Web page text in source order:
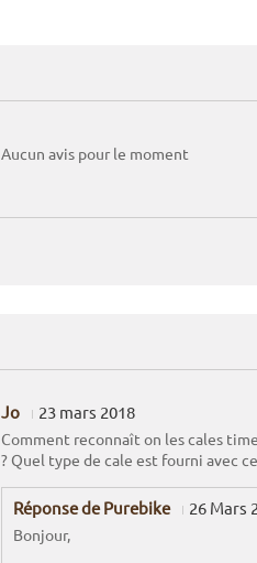
Aucun avis pour le moment
Jo 23 mars 2018
Comment reconnaît on les cales
? Quel type de cale est fourni avec
Réponse de Purebike 26 Mars
Bonjour,